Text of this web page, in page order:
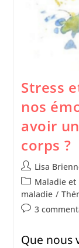
Stress
nos
avoir
corps ?
Lisa
Maladie
maladie /
3
Que nous